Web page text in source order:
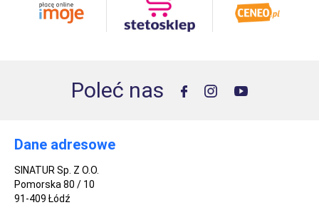
Poleć nas
Dane adresowe
SINATUR Sp. Z O.O.
Pomorska 80 / 10
91-409 Łódź